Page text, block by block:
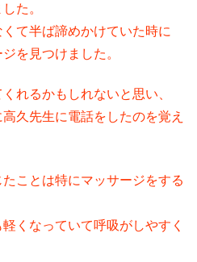
た。
て半ば諦めかけていた時に
を見つけました。
れるかもしれないと思い、
久先生に電話をしたのを覚え
ことは特にマッサージをする
くなっていて呼吸がしやすく